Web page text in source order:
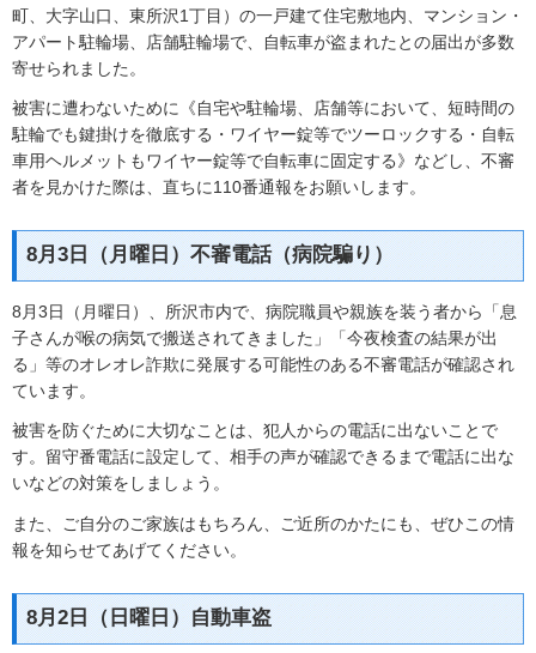
町、大字山口、東所沢1丁目）の一戸建て住宅敷地内、マンション・
アパート駐輪場、店舗駐輪場で、自転車が盗まれたとの届出が多数
寄せられました。
被害に遭わないために《自宅や駐輪場、店舗等において、短時間の
駐輪でも鍵掛けを徹底する・ワイヤー錠等でツーロックする・自転
車用ヘルメットもワイヤー錠等で自転車に固定する》などし、不審
者を見かけた際は、直ちに110番通報をお願いします。
8月3日（月曜日）不審電話（病院騙り）
8月3日（月曜日）、所沢市内で、病院職員や親族を装う者から「息
子さんが喉の病気で搬送されてきました」「今夜検査の結果が出
る」等のオレオレ詐欺に発展する可能性のある不審電話が確認され
ています。
被害を防ぐために大切なことは、犯人からの電話に出ないことで
す。留守番電話に設定して、相手の声が確認できるまで電話に出な
いなどの対策をしましょう。
また、ご自分のご家族はもちろん、ご近所のかたにも、ぜひこの情
報を知らせてあげてください。
8月2日（日曜日）自動車盗